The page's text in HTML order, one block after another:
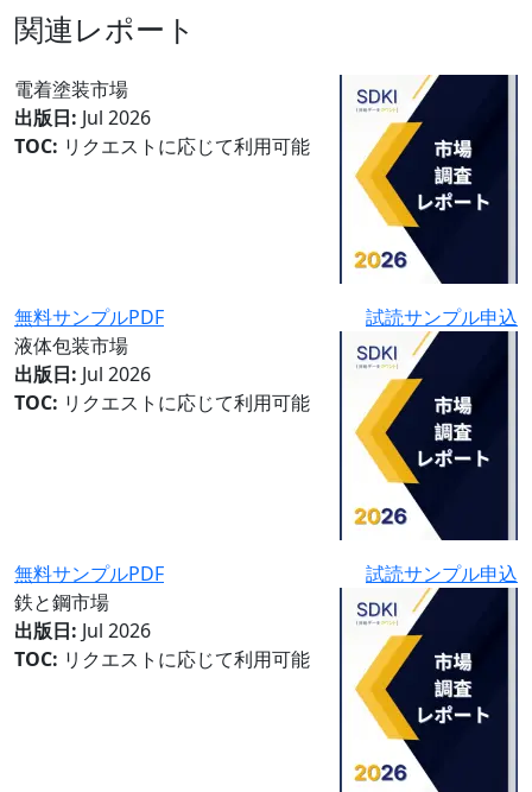
関連レポート
電着塗装市場
出版日: Jul 2026
TOC: リクエストに応じて利用可能
無料サンプルPDF
試読サンプル申込
液体包装市場
出版日: Jul 2026
TOC: リクエストに応じて利用可能
無料サンプルPDF
試読サンプル申込
鉄と鋼市場
出版日: Jul 2026
TOC: リクエストに応じて利用可能